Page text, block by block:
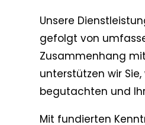
Unsere
gefolgt von
Zusammenhang
unterstützen wir
begutachten und
Mit fundierten